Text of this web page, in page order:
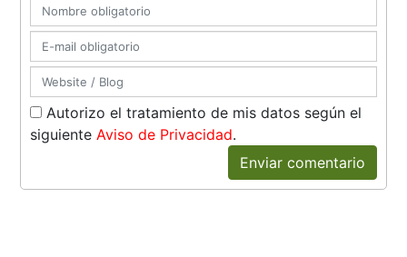
Autorizo el tratamiento de mis datos según el
siguiente Aviso de Privacidad.
Enviar comentario